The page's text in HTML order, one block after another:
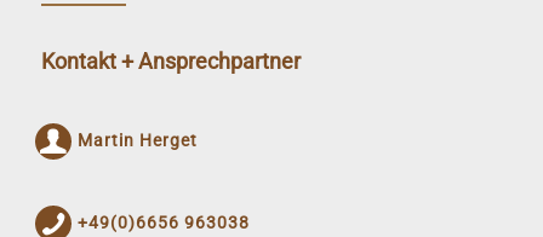
Kontakt + Ansprechpartner
Martin Herget
+49(0)6656 963038